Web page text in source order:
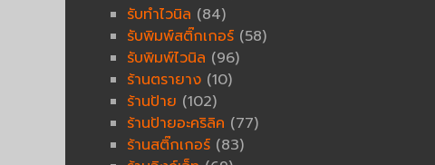
รับทำไวนิล (84)
รับพิมพ์สติ๊กเกอร์ (58)
รับพิมพ์ไวนิล (96)
ร้านตรายาง (10)
ร้านป้าย (102)
ร้านป้ายอะคริลิค (77)
ร้านสติ๊กเกอร์ (83)